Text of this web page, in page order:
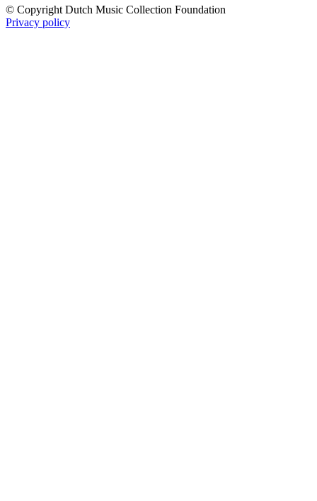
© Copyright Dutch Music Collection Foundation
Privacy policy